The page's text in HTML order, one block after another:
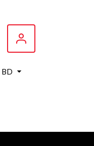
BD